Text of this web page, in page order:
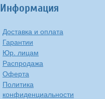
Информация
Доставка и оплата
Гарантии
Юр. лицам
Распродажа
Оферта
Политика
конфиденциальности